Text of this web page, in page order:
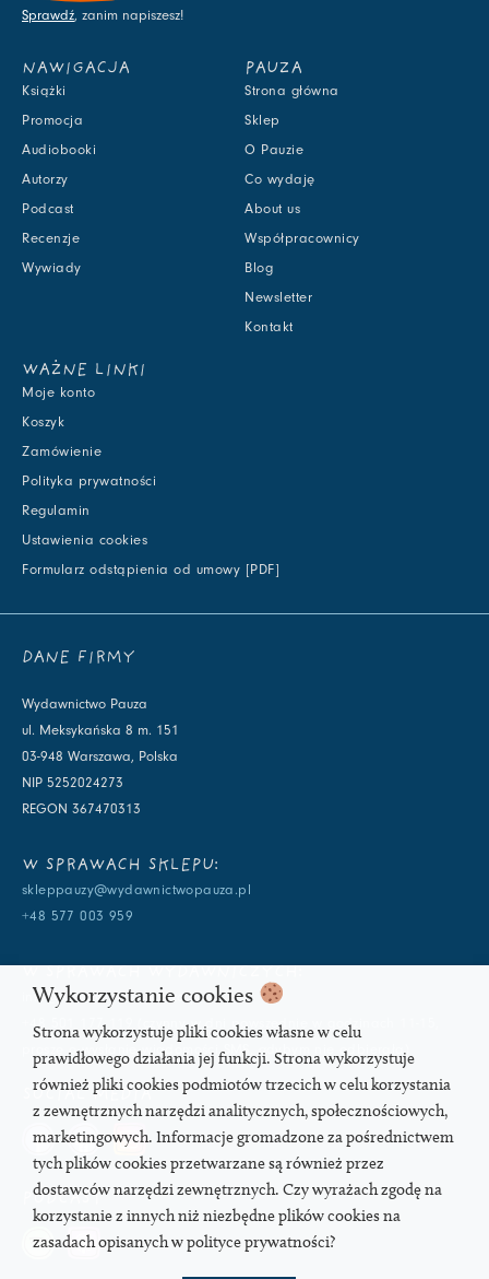
Sprawdź, zanim napiszesz!
NAWIGACJA
Książki
Promocja
Audiobooki
Autorzy
Podcast
Recenzje
Wywiady
PAUZA
Strona główna
Sklep
O Pauzie
Co wydaję
About us
Współpracownicy
Blog
Newsletter
Kontakt
WAŻNE LINKI
Moje konto
Koszyk
Zamówienie
Polityka prywatności
Regulamin
Ustawienia cookies
Formularz odstąpienia od umowy [PDF]
DANE FIRMY
Wydawnictwo Pauza
ul. Meksykańska 8 m. 151
03-948 Warszawa, Polska
NIP 5252024273
REGON 367470313
W SPRAWACH SKLEPU:
skleppauzy@wydawnictwopauza.pl
+48 577 003 959
info@wydawnictwopauza.pl
+48 501 177 119 (czynny w dni powszednie w godzinach 11-15,
proszę o wysłanie wiadomości SMS, gdybym nie odbierała)
SOCIAL MEDIA
PODCAST
Wykorzystanie cookies
Strona wykorzystuje pliki cookies własne w celu
prawidłowego działania jej funkcji. Strona wykorzystuje
również pliki cookies podmiotów trzecich w celu korzystania
z zewnętrznych narzędzi analitycznych, społecznościowych,
marketingowych. Informacje gromadzone za pośrednictwem
tych plików cookies przetwarzane są również przez
dostawców narzędzi zewnętrznych. Czy wyrażach zgodę na
korzystanie z innych niż niezbędne plików cookies na
zasadach opisanych w polityce prywatności?